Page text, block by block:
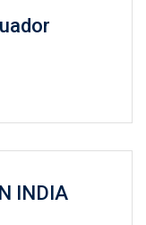
INDIA